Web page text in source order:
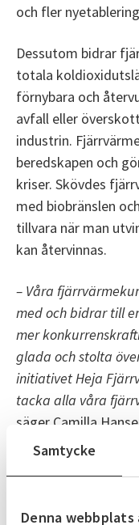
Samtycke
Denna webbplats
och fler
Dessutom bidrar
totala
förnybara och
avfall eller
industrin.
beredskapen och
kriser. Skövdes
med biobränslen
tillvara när man
kan återvinnas.
– Våra
med och bidrar till
mer
glada och stolta
initiativet Heja
tacka alla våra
säger Camilla
Med initiativet Heja